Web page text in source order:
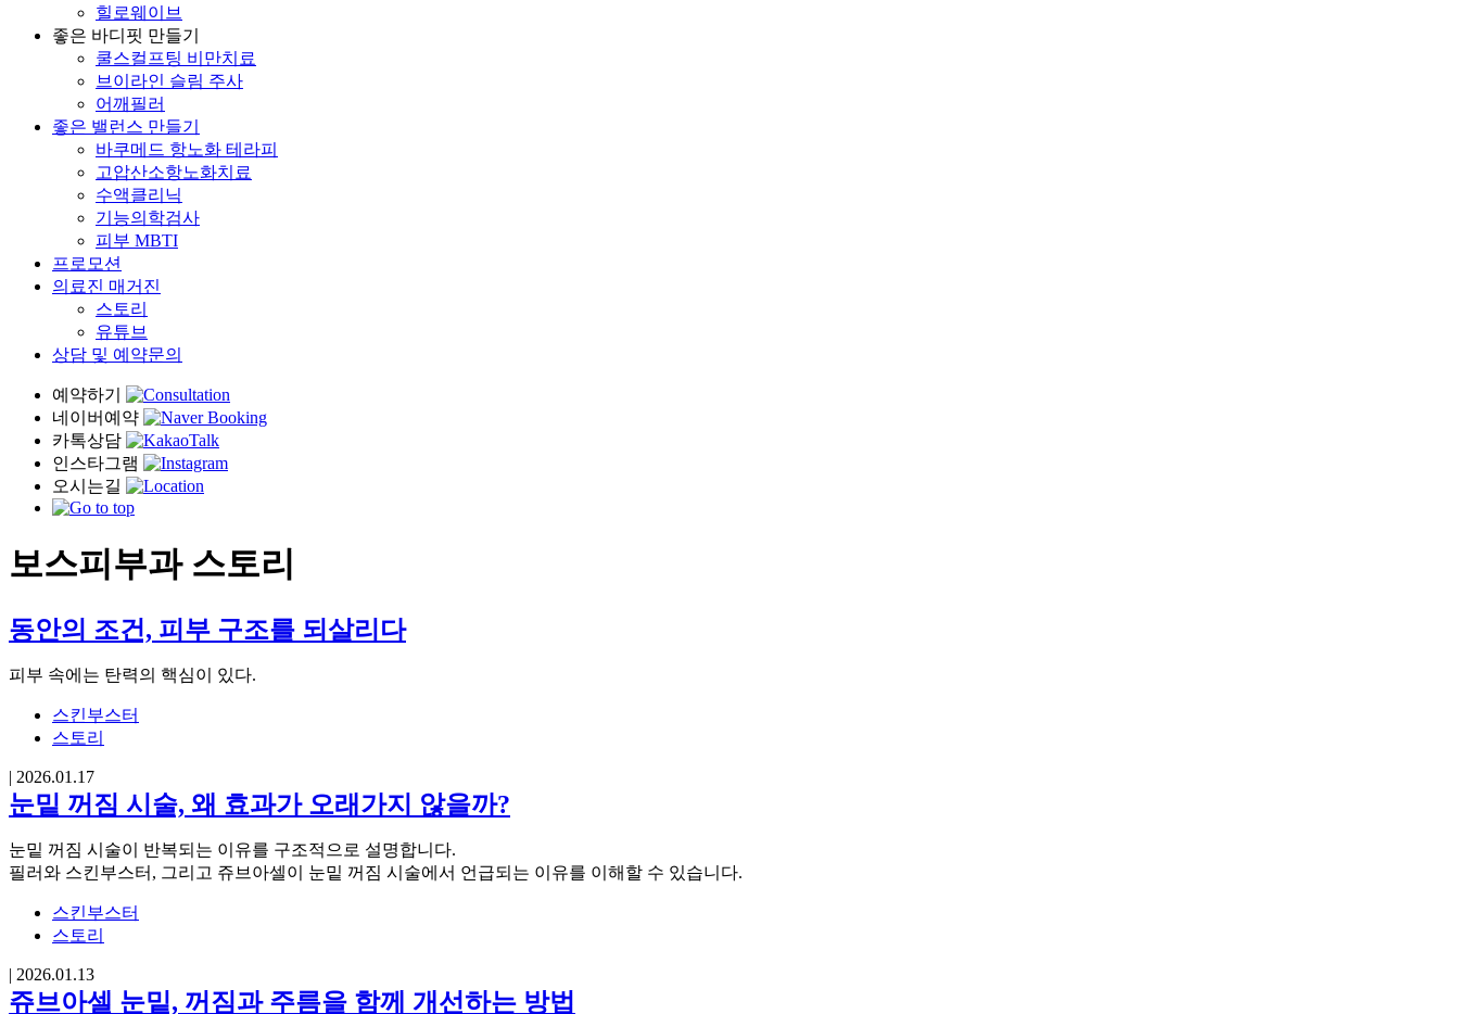
힐로웨이브
좋은 바디핏 만들기
쿨스컬프팅 비만치료
브이라인 슬림 주사
어깨필러
좋은 밸런스 만들기
바쿠메드 항노화 테라피
고압산소항노화치료
수액클리닉
기능의학검사
피부 MBTI
프로모션
의료진 매거진
스토리
유튜브
상담 및 예약문의
보스피부과 스토리
동안의 조건, 피부 구조를 되살리다
피부 속에는 탄력의 핵심이 있다.
스킨부스터
스토리
| 2026.01.17
눈밑 꺼짐 시술, 왜 효과가 오래가지 않을까?
눈밑 꺼짐 시술이 반복되는 이유를 구조적으로 설명합니다.
필러와 스킨부스터, 그리고 쥬브아셀이 눈밑 꺼짐 시술에서 언급되는 이유를 이해할 수 있습니다.
스킨부스터
스토리
| 2026.01.13
쥬브아셀 눈밑, 꺼짐과 주름을 함께 개선하는 방법